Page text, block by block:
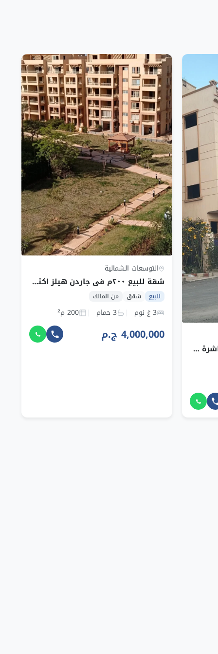
شقة 193م للبيع من المالك مباشرة — التوسعات الشمالية، 6 أكتوبر
التوسعات الشمالية
شقة للبيع ٢٠٠م في جاردن هيلز اكتوبر بالتوسعات الشمالية
للبيع شقق من المالك
3 غ نوم 3 حمام 200 م²
4,000,000 ج.م